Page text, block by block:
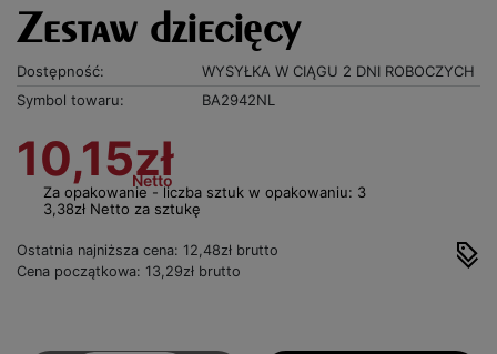
Zestaw dziecięcy
Dostępność:
WYSYŁKA W CIĄGU 2 DNI ROBOCZYCH
Symbol towaru:
BA2942NL
10,15zł
Netto
Za opakowanie - liczba sztuk w opakowaniu: 3
3,38zł Netto za sztukę
Ostatnia najniższa cena: 12,48zł brutto
Cena początkowa: 13,29zł brutto